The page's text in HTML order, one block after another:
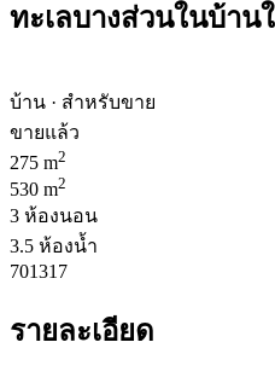
ทะเลบางส่วนในบ้าน
บ้าน · สำหรับขาย
ขายแล้ว
275 m2
530 m2
3 ห้องนอน
3.5 ห้องน้ำ
701317
รายละเอียด